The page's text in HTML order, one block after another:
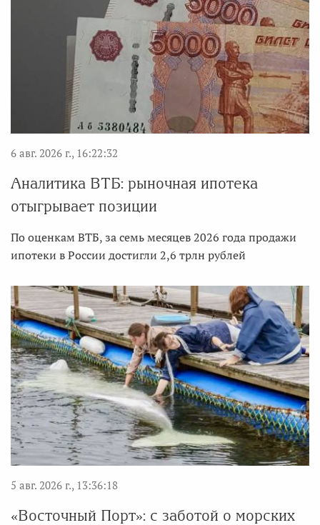
6 авг. 2026 г., 16:22:32
Аналитика ВТБ: рыночная ипотека
отыгрывает позиции
По оценкам ВТБ, за семь месяцев 2026 года продажи
ипотеки в России достигли 2,6 трлн рублей
5 авг. 2026 г., 13:36:18
«Восточный Порт»: с заботой о морских